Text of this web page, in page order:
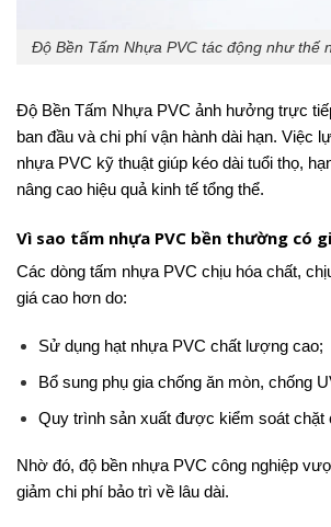
Độ Bền Tấm Nhựa PVC tác động như thế
Độ Bền Tấm Nhựa PVC ảnh hưởng trực
ban đầu và chi phí vận hành dài hạn. Việc
nhựa PVC kỹ thuật giúp kéo dài tuổi thọ,
nâng cao hiệu quả kinh tế tổng thể.
Vì sao tấm nhựa PVC bền thường có
Các dòng tấm nhựa PVC chịu hóa chất,
giá cao hơn do:
Sử dụng hạt nhựa PVC chất lượng cao;
Bổ sung phụ gia chống ăn mòn, chống
Quy trình sản xuất được kiểm soát chặt
Nhờ đó, độ bền nhựa PVC công nghiệp
giảm chi phí bảo trì về lâu dài.